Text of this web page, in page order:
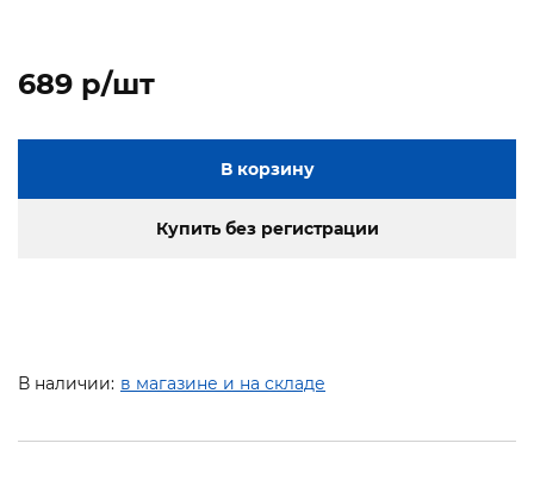
689 p/шт
В корзину
Купить без регистрации
В наличии: в магазине и на складе